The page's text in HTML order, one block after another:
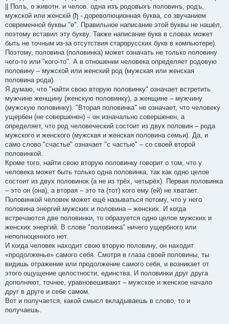
|| Полъ, о животн. и челов. одна изъ родовыхъ половинъ, родъ,
мужской или женскій (ђ - дореволюционная буква, со звучанием
современной буквы "е". Правильное написание этой буквы не нашёл,
поэтому вставил эту букву. Также написание букв в словах может
быть не точным из-за отсутствия старорусских букв в компьютере).
Поэтому, половина (половинка) может означать не только половину
чего-то или "кого-то". А в отношении человека определяет родовую
половину – мужской или женский род (мужская или женская
половина рода).
Я думаю, что "найти свою вторую половинку" означает встретить
мужчине женщину (женскую половинку), а женщине – мужчину
(мужскую половинку). "Вторая половинка" не означает, что человеку
ущербен (не совершенен) – он изначально совершенен, а
определяет, что род человеческий состоит из двух половин – рода
мужского и женского (мужская и женская половина семьи). Да, и
само слово "счастье" означает "с частью" – со своей второй
половинкой.
Кроме того, найти свою вторую половинку говорит о том, что у
человека может быть только одна половинка, так как одно целое
состоит из двух половинок (а не из трёх, четырёх). Первая половинка
– это он (она), а вторая – это та (тот) кого ему (ей) не хватает.
Половинкой человек может ещё называться потому, что у него
половина энергий мужских и половина – женских. И когда
встречаются две половинки, то образуется одно целое мужских и
женских энергий. В слове "половинка" ничего ущербного или
неполноценного нет.
И когда человек находит свою вторую половину, он находит
«продолженье» самого себя. Смотря в глаза своей половины, ты
видишь отражение или продолжение самого себя, и возникает от
этого ощущение целостности, единства. И половинки друг друга
дополняют, точнее, уравновешивают – мужское и женское начало
друг в друге и себе самом.
Вот и получается, какой смысл вкладываешь в слово, то и
получаешь.